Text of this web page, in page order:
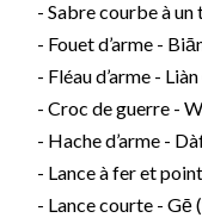
- Sabre courbe à
- Fouet d’arme -
- Fléau d’arme -
- Croc de guerre -
- Hache d’arme -
- Lance à fer et
- Lance courte - Gē